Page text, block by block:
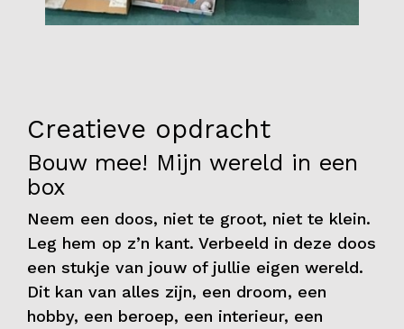
Over ons
Fotoalbums
Partners
Vrijwilligers
Contact
Creatieve opdracht
Bouw mee! Mijn wereld in een
box
Neem een doos, niet te groot, niet te klein.
Leg hem op z’n kant. Verbeeld in deze doos
een stukje van jouw of jullie eigen wereld.
Dit kan van alles zijn, een droom, een
hobby, een beroep, een interieur, een